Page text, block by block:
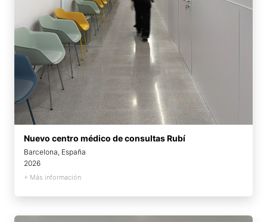
Nuevo centro médico de consultas Rubí
Barcelona, España
2026
+ Más información